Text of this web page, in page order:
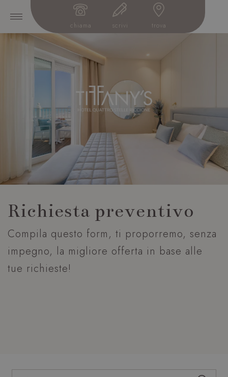
chiama scrivi trova
Richiesta preventivo
Compila questo form, ti proporremo, senza
impegno, la migliore offerta in base alle
tue richieste!